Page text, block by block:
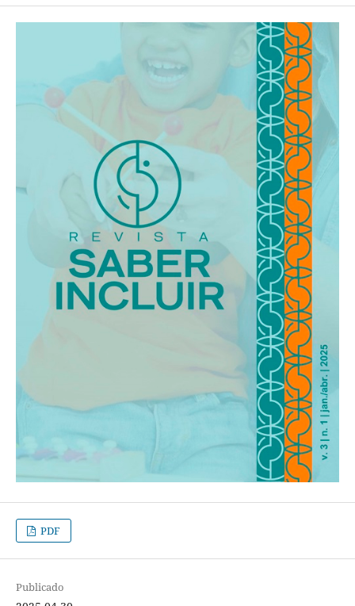
PDF
Publicado